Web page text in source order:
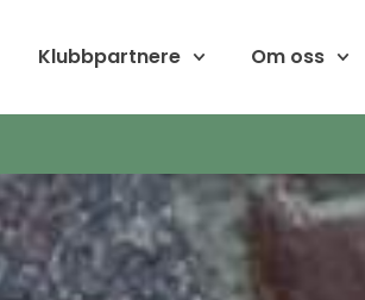
Klubbpartnere Om oss